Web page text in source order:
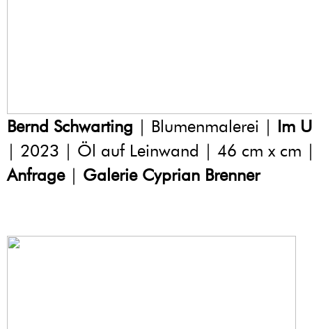
Bernd Schwarting | Blumenmalerei | Im
| 2023 | Öl auf Leinwand | 46 cm x
Anfrage| Galerie Cyprian Brenner